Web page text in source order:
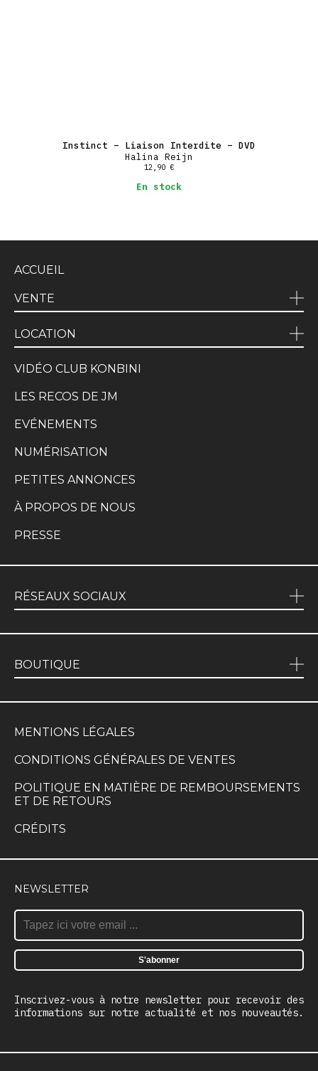
Instinct – Liaison Interdite – DVD
Halina Reijn
12,90 €
En stock
ACCUEIL
VENTE
LOCATION
VIDÉO CLUB KONBINI
LES RECOS DE JM
EVÉNEMENTS
NUMÉRISATION
PETITES ANNONCES
À PROPOS DE NOUS
PRESSE
RÉSEAUX SOCIAUX
BOUTIQUE
MENTIONS LÉGALES
CONDITIONS GÉNÉRALES DE VENTES
POLITIQUE EN MATIÈRE DE REMBOURSEMENTS
ET DE RETOURS
CRÉDITS
NEWSLETTER
Inscrivez-vous à notre newsletter pour recevoir des
informations sur notre actualité et nos nouveautés.